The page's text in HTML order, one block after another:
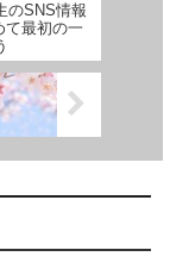
のSNS情報
て最初の一